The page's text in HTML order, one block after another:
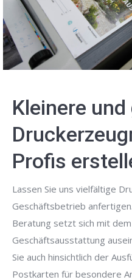
Kleinere
Profis
Lassen Sie uns vielfältige
Geschäftsbetrieb
Beratung setzt sich mit
Geschäftsausstattung
Sie auch hinsichtlich der
Postkarten für besondere